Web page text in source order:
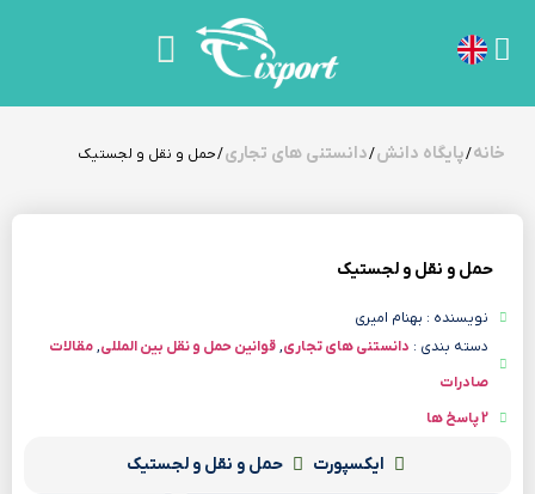
خانه/پایگاه دانش/دانستنی های تجاری/ حمل‌ و نقل و لجستیک
حمل‌ و نقل و لجستیک
نویسنده : بهنام امیری
دسته بندی : دانستنی های تجاری,قوانین حمل و نقل بین المللی,مقالات
صادرات
2 پاسخ ها
ایکسپورت حمل‌ و نقل و لجستیک